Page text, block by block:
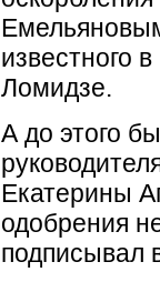
известного
Ломидзе.
А до этого
Екатерины
одобрения
подписывал